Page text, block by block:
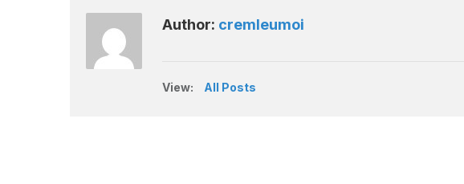
Author: cremleumoi
View: All Posts